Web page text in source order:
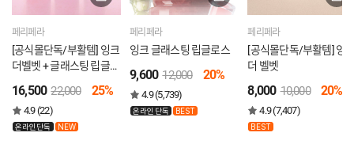
페리페라
[공식몰단독/부활템] 잉크
더벨벳 + 글래스팅 립글로
16,500 22,000 25%
4.9 (22)
온라인단독 NEW
페리페라
잉크 글래스팅 립글로스
9,600 12,000 20%
4.9 (5,739)
온라인단독 BEST
페리페라
[공식몰단독/부활템] 잉
더 벨벳
8,000 10,000 20%
4.9 (7,407)
BEST